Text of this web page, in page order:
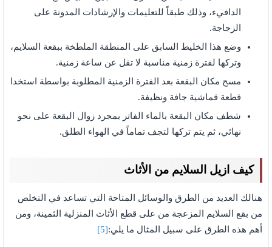
الدافيء، وذلك طبقاً للتعليمات والإرشادات المدونة على
الزجاجة.
وضع هذا الخليط السابق على المنطقة الملطخة ببقعة السلايم،
وتركها لفترة زمنية مناسبة لا تقل عن ساعة زمنية.
مسح مكان البقعة بعد الفترة الزمنية المطلوبة بواسطة استخدا
قطعة قماشية جافة ونظيفة.
شطف مكان البقعة بالماء الفاتر بمجرد زوال البقعة على نحو
نهائي، ثم يتم تركها لتجف تماماً في الهواء الطلق.
كيف ازيل السلايم من الأثاث
هنالك العديد من الطرق والوسائل المتاحة التي تساعد في التخلص
من بقع السلايم المزعجة من على قطع الأثاث المنزلية الثمينة، ومن
أهم هذه الطرق على سبيل المثال ما يلي:[5]